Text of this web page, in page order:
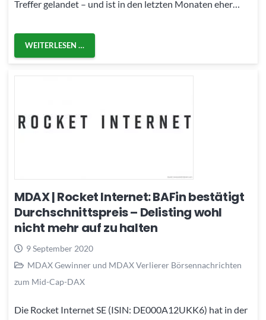
Treffer gelandet – und ist in den letzten Monaten eher…
WEITERLESEN …
MDAX | Rocket Internet: BAFin bestätigt
Durchschnittspreis – Delisting wohl
nicht mehr auf zu halten
9 September 2020
MDAX Gewinner und MDAX Verlierer Börsennachrichten
zum Mid-Cap-DAX
Die Rocket Internet SE (ISIN: DE000A12UKK6) hat in der